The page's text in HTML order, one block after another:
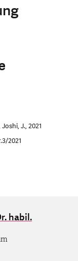
J., 2021
2021
habil.